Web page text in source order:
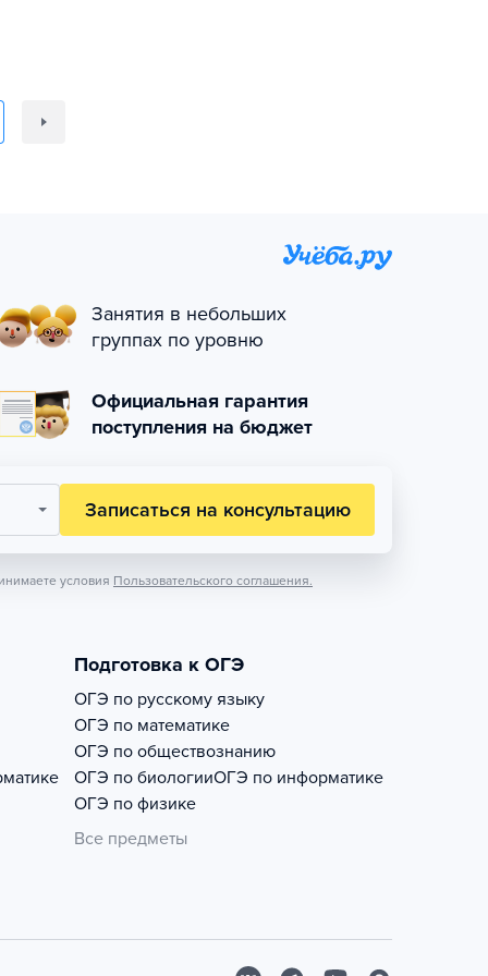
Занятия в небольших
группах по уровню
Официальная гарантия
поступления на бюджет
Записаться на консультацию
условия Пользовательского соглашения.
Подготовка к ОГЭ
ОГЭ по русскому языку
ОГЭ по математике
ОГЭ по обществознанию
ОГЭ по биологииОГЭ по информатике
ОГЭ по физике
Все предметы